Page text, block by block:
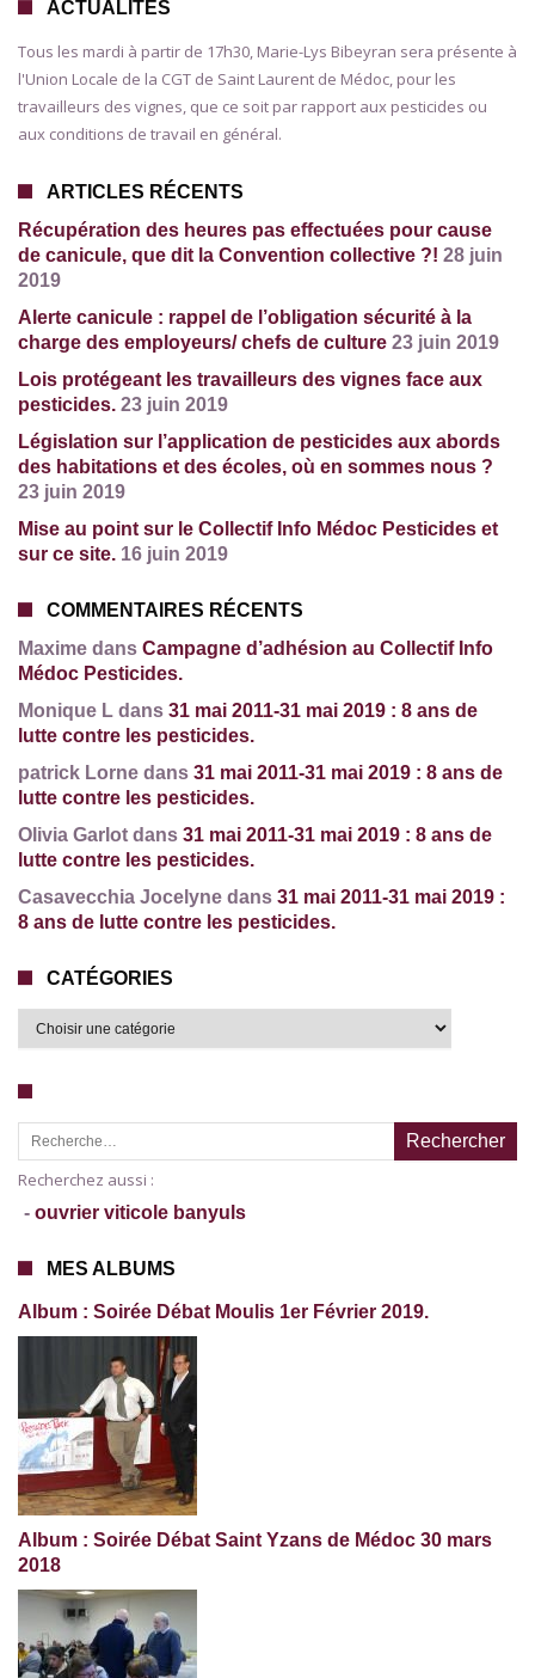
ACTUALITÉS
Tous les mardi à partir de 17h30, Marie-Lys Bibeyran sera présente à
l'Union Locale de la CGT de Saint Laurent de Médoc, pour les
travailleurs des vignes, que ce soit par rapport aux pesticides ou
aux conditions de travail en général.
ARTICLES RÉCENTS
Récupération des heures pas effectuées pour cause
de canicule, que dit la Convention collective ?! 28 juin
2019
Alerte canicule : rappel de l’obligation sécurité à la
charge des employeurs/ chefs de culture 23 juin 2019
Lois protégeant les travailleurs des vignes face aux
pesticides. 23 juin 2019
Législation sur l’application de pesticides aux abords
des habitations et des écoles, où en sommes nous ?
23 juin 2019
Mise au point sur le Collectif Info Médoc Pesticides et
sur ce site. 16 juin 2019
COMMENTAIRES RÉCENTS
Maxime dans Campagne d’adhésion au Collectif Info
Médoc Pesticides.
Monique L dans 31 mai 2011-31 mai 2019 : 8 ans de
lutte contre les pesticides.
patrick Lorne dans 31 mai 2011-31 mai 2019 : 8 ans de
lutte contre les pesticides.
Olivia Garlot dans 31 mai 2011-31 mai 2019 : 8 ans de
lutte contre les pesticides.
Casavecchia Jocelyne dans 31 mai 2011-31 mai 2019 :
8 ans de lutte contre les pesticides.
CATÉGORIES
Recherche pour :
Recherchez aussi :
- ouvrier viticole banyuls
MES ALBUMS
Album : Soirée Débat Moulis 1er Février 2019.
Album : Soirée Débat Saint Yzans de Médoc 30 mars
2018